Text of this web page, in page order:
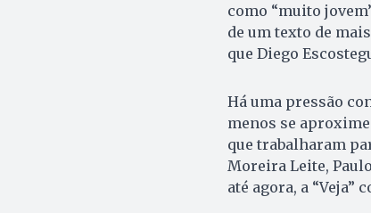
como “muito
de um texto de
que Diego
Há uma pressão
menos se
que trabalharam
Moreira Leite,
até agora, a